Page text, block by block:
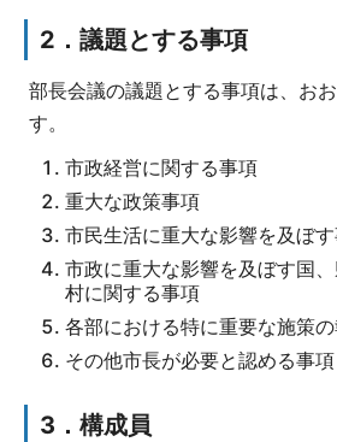
2．議題とする事項
部長会議の議題とする事項は、お
す。
市政経営に関する事項
重大な政策事項
市民生活に重大な影響を及ぼ
市政に重大な影響を及ぼす国
村に関する事項
各部における特に重要な施策
その他市長が必要と認める事項
3．構成員